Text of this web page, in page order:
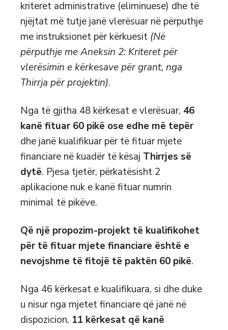
kriteret administrative (eliminuese) dhe të
njëjtat më tutje janë vlerësuar në përputhje
me instruksionet për kërkuesit (Në
përputhje me Aneksin 2: Kriteret për
vlerësimin e kërkesave për grant, nga
Thirrja për projektin).
Nga të gjitha 48 kërkesat e vlerësuar, 46
kanë fituar60 pikë ose edhe më tepër
dhe janë kualifikuar për të fituar mjete
financiare në kuadër të kësaj Thirrjes së
dytë. Pjesa tjetër, përkatësisht 2
aplikacione nuk e kanë fituar numrin
minimal të pikëve.
Që një propozim-projekt të kualifikohet
për të fituar mjete financiare është e
nevojshme të fitojë të paktën 60 pikë.
Nga 46 kërkesat e kualifikuara, si dhe duke
u nisur nga mjetet financiare që janë në
dispozicion, 11 kërkesat që kanë